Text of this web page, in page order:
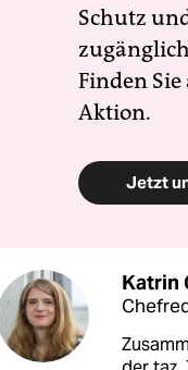
Schutz
Finden
Aktion.
Jetzt
Katrin